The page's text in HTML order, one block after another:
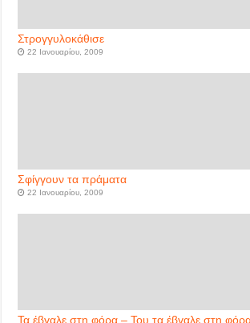
Στρογγυλοκάθισε
22 Ιανουαρίου, 2009
Σφίγγουν τα πράματα
22 Ιανουαρίου, 2009
Τα έβγαλε στη φόρα – Του τα έβγαλε στη